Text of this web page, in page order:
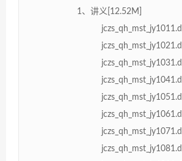
1、讲义[12.52M]